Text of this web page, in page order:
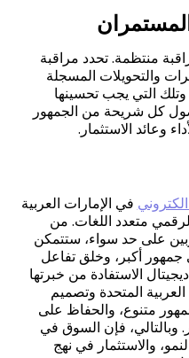
منتظمة. تحدد مراقبة
والتحويلات المسجلة
التي يجب تحسينها
كل شريحة من الجمهور
وعائد الاستثمار .
في الإمارات العربية
متعدد اللغات. من
على حد سواء، ستتمكن
جمهور أكبر، وخلق تفاعل
الاستفادة من خبرتها
المتحدة وتصميم
متنوع، والحفاظ على
وبالتالي، فإن السوق في
والاستثمار في نهج